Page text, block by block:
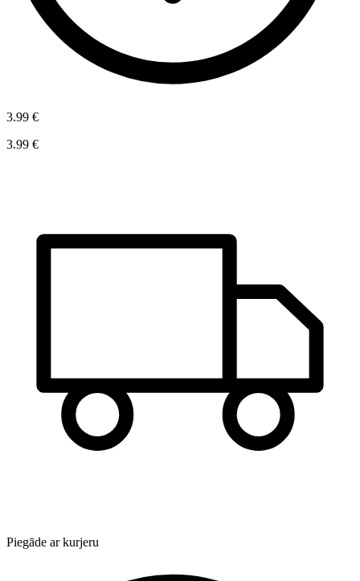
3.99 €
3.99 €
Piegāde ar kurjeru